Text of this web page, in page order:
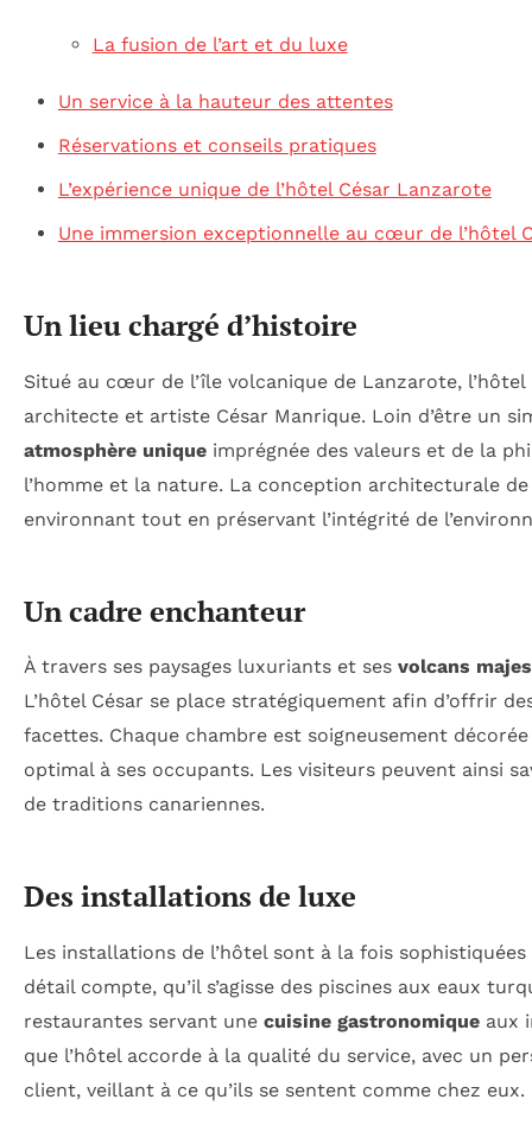
La fusion de l’art et du luxe
Un service à la hauteur des attentes
Réservations et conseils pratiques
L’expérience unique de l’hôtel César Lanzarote
Une immersion exceptionnelle au cœur de l’hôtel
Un lieu chargé d’histoire
Situé au cœur de l’île volcanique de Lanzarote,
architecte et artiste César Manrique. Loin d’être un
atmosphère unique imprégnée des valeurs et de la
l’homme et la nature. La conception architecturale
environnant tout en préservant l’intégrité de
Un cadre enchanteur
À travers ses paysages luxuriants et ses volcans
L’hôtel César se place stratégiquement afin d’offrir
facettes. Chaque chambre est soigneusement
optimal à ses occupants. Les visiteurs peuvent ainsi
de traditions canariennes.
Des installations de luxe
Les installations de l’hôtel sont à la fois
détail compte, qu’il s’agisse des piscines aux eaux
restaurantes servant une cuisine gastronomique aux
que l’hôtel accorde à la qualité du service, avec un
client, veillant à ce qu’ils se sentent comme chez eux.